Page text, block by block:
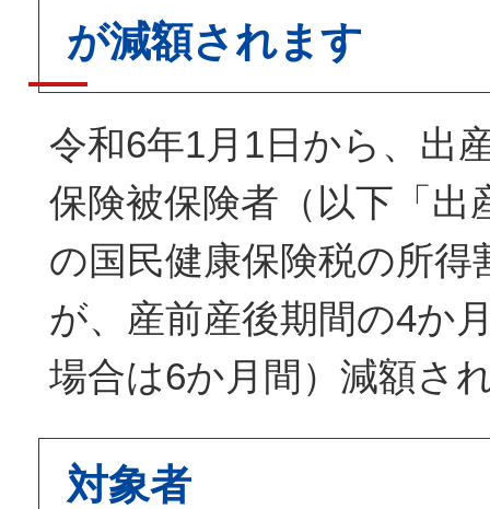
が減額されます
令和6年1月1日から、出
保険被保険者（以下「出
の国民健康保険税の所得
が、産前産後期間の4か
場合は6か月間）減額さ
対象者